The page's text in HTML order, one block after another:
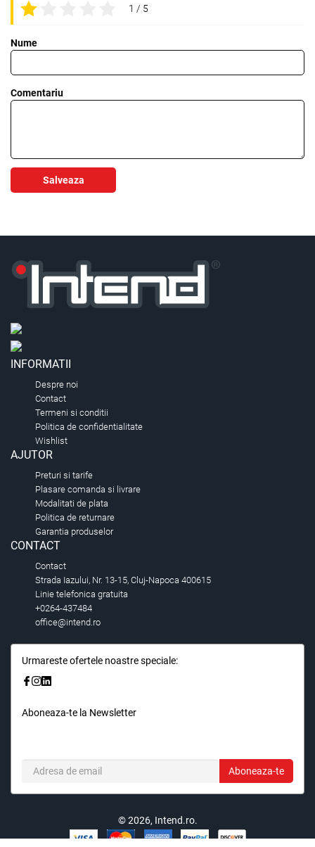
1 / 5
Nume
Comentariu
Salveaza
INFORMATII
Despre noi
Contact
Termeni si conditii
Politica de confidentialitate
Wishlist
AJUTOR
Preturi si tarife
Plasare comanda si livrare
Modalitati de plata
Politica de returnare
Garantia produselor
CONTACT
Contact
Strada Iazului, Nr. 13-15, Cluj-Napoca 400615
Linie telefonica gratuita
+0264-437484
office@intend.ro
Urmareste ofertele noastre speciale:
Aboneaza-te la Newsletter
Aboneaza-te
© 2026, Intend.ro.